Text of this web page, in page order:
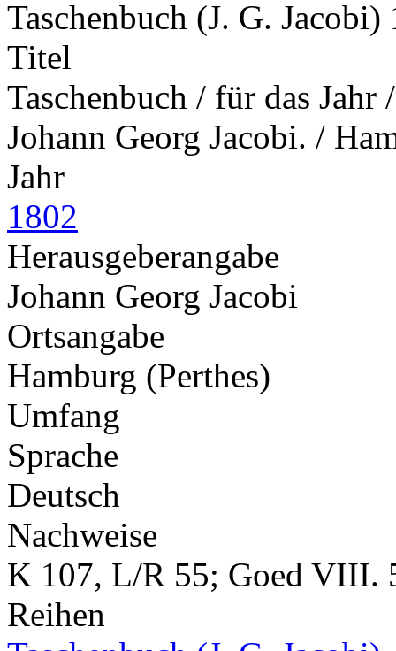
Taschenbuch (J. G. Jacobi)
Titel
Taschenbuch / für das
Johann Georg Jacobi. /
Jahr
1802
Herausgeberangabe
Johann Georg Jacobi
Ortsangabe
Hamburg (Perthes)
Umfang
Sprache
Deutsch
Nachweise
K 107, L/R 55; Goed VIII.
Reihen